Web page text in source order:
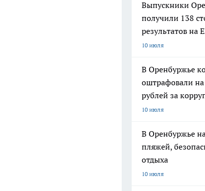
Выпускники
получили 138
результатов на
10 июля
В Оренбуржье
оштрафовали
рублей за
10 июля
В Оренбуржье
пляжей,
отдыха
10 июля